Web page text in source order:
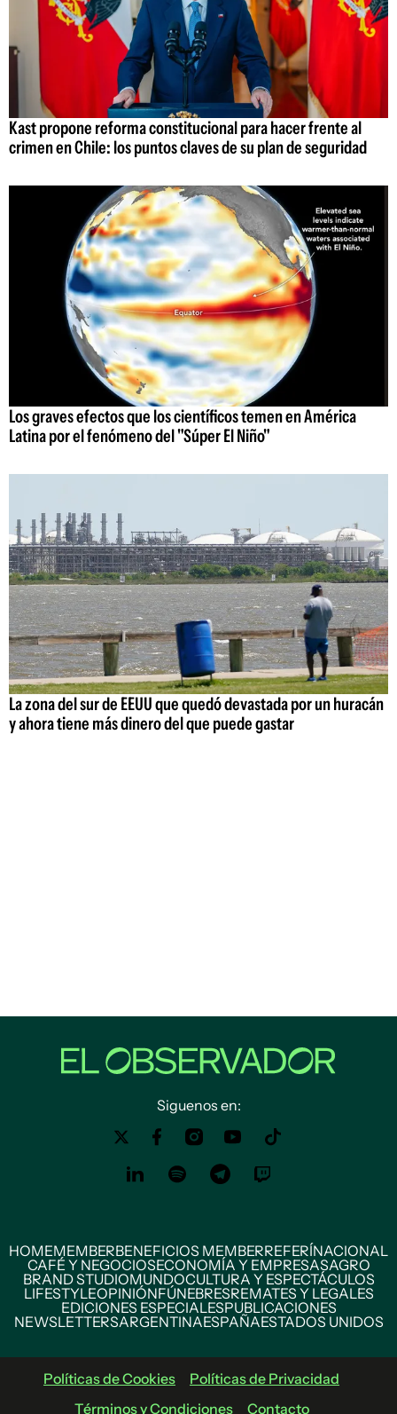
Kast propone reforma constitucional para hacer frente al
crimen en Chile: los puntos claves de su plan de seguridad
Los graves efectos que los científicos temen en América
Latina por el fenómeno del "Súper El Niño"
La zona del sur de EEUU que quedó devastada por un huracán
y ahora tiene más dinero del que puede gastar
Siguenos en:
HOMEMEMBERBENEFICIOS MEMBERREFERÍNACIONAL
CAFÉ Y NEGOCIOSECONOMÍA Y EMPRESASAGRO
BRAND STUDIOMUNDOCULTURA Y ESPECTÁCULOS
LIFESTYLEOPINIÓNFÚNEBRESREMATES Y LEGALES
EDICIONES ESPECIALESPUBLICACIONES
NEWSLETTERSARGENTINAESPAÑAESTADOS UNIDOS
Políticas de Cookies
Políticas de Privacidad
Términos y Condiciones
Contacto